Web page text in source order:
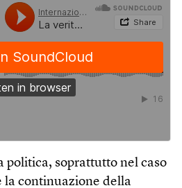
politica, soprattutto nel caso
la continuazione della